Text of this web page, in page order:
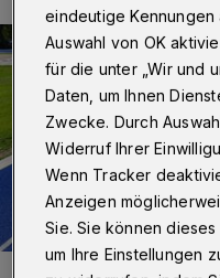
Die Laufbahn ist nun blau.
eindeutige Kennungen
Auswahl von OK
für die unter „Wir und
Daten, um Ihnen
Zwecke. Durch
Widerruf Ihrer
Wenn Tracker
Anzeigen
Sie. Sie können
um Ihre Einstellungen